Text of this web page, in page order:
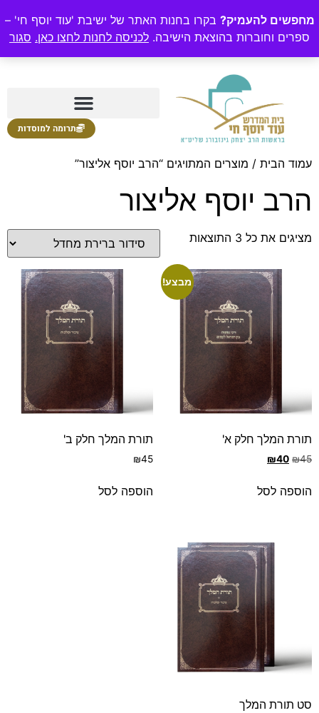
מחפשים להעמיק? בקרו בחנות האתר של ישיבת 'עוד יוסף חי' –
ספרים וחוברות בהוצאת הישיבה. לכניסה לחנות לחצו כאן. סגור
תרומה למוסדות
עמוד הבית / מוצרים המתויגים “הרב יוסף אליצור”
הרב יוסף אליצור
מציגים את כל ⁦3⁩ התוצאות
מבצע!
תורת המלך חלק א'
₪45
₪40
הוספה לסל
תורת המלך חלק ב'
₪45
הוספה לסל
סט תורת המלך